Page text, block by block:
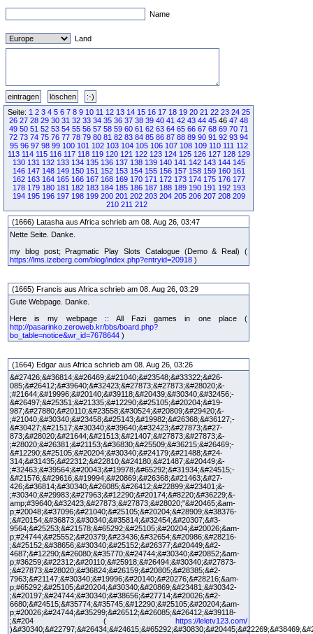
Name
Land
Seite: 1 2 3 4 5 6 7 8 9 10 11 12 13 14 15 16 17 18 19 20 21 22 23 24 25
26 27 28 29 30 31 32 33 34 35 36 37 38 39 40 41 42 43 44 45 46 47 48
49 50 51 52 53 54 55 56 57 58 59 60 61 62 63 64 65 66 67 68 69 70 71
72 73 74 75 76 77 78 79 80 81 82 83 84 85 86 87 88 89 90 91 92 93 94
95 96 97 98 99 100 101 102 103 104 105 106 107 108 109 110 111 112
113 114 115 116 117 118 119 120 121 122 123 124 125 126 127 128 129
130 131 132 133 134 135 136 137 138 139 140 141 142 143 144 145
146 147 148 149 150 151 152 153 154 155 156 157 158 159 160 161
162 163 164 165 166 167 168 169 170 171 172 173 174 175 176 177
178 179 180 181 182 183 184 185 186 187 188 189 190 191 192 193
194 195 196 197 198 199 200 201 202 203 204 205 206 207 208 209
210 211 212
(1666) Latasha aus Africa schrieb am 08. Aug 26, 03:47
Nette Seite. Danke.
my blog post; Pragmatic Play Slots Catalogue (Demo & Real) (
https://lms.izeberg.com/blog/index.php?entryid=20918 )
(1665) Francis aus Africa schrieb am 08. Aug 26, 03:29
Gute Webpage. Danke.
Here is my webpage :: All Fazi games in one place (
http://pasarinko.zeroweb.kr/bbs/board.php?
bo_table=notice&wr_id=7678644 )
(1664) Edgar aus Africa schrieb am 08. Aug 26, 03:26
&#27426;&#36814;&#26469;&#21040;&#23548;&#33322;&#26-
085;&#26412;&#39640;&#32423;&#27873;&#27873;&#28020;&-
;#21644;&#19996;&#20140;&#39118;&#20439;&#30340;&#32456;-
&#26497;&#25351;&#21335;&#12290;&#25105;&#20204;&#19-
987;&#27880;&#20110;&#23558;&#30524;&#20809;&#29420;&-
;#21040;&#30340;&#23458;&#25143;&#19982;&#26368;&#36127;-
&#30427;&#21517;&#30340;&#39640;&#32423;&#27873;&#27-
873;&#28020;&#21644;&#21513;&#21407;&#27873;&#27873;&-
;#28020;&#26381;&#21153;&#36830;&#25509;&#36215;&#26469;-
&#12290;&#25105;&#20204;&#30340;&#24179;&#21488;&#24-
314;&#31435;&#22312;&#22810;&#24180;&#21487;&#20449;&-
;#32463;&#39564;&#20043;&#19978;&#65292;&#31934;&#24515;-
&#21576;&#29616;&#19994;&#20869;&#26368;&#21463;&#27-
426;&#36814;&#30340;&#26085;&#26412;&#22899;&#23401;&-
;#30340;&#29983;&#27963;&#12290;&#20174;&#8220;&#36229;&-
amp;#39640;&#32423;&#27873;&#27873;&#28020;"&#20465;&am-
p;#20048;&#37096;&#21040;&#25105;&#20204;&#28909;&#38376-
;&#20154;&#36873;&#30340;&#35814;&#32454;&#20307;&#3-
9564;&#25253;&#21578;&#65292;&#25105;&#20204;&#20026;&am-
p;#24744;&#25552;&#20379;&#23436;&#32654;&#20986;&#28216-
;&#25152;&#38656;&#30340;&#25152;&#26377;&#20449;&#2-
4687;&#12290;&#26080;&#35770;&#24744;&#30340;&#20852;&am-
p;#36259;&#22312;&#20110;&#25918;&#26494;&#30340;&#27873-
;&#27873;&#28020;&#36824;&#26159;&#20805;&#28385;&#2-
7963;&#21147;&#30340;&#19996;&#20140;&#20276;&#28216;&am-
p;#65292;&#25105;&#20204;&#30340;&#20869;&#23481;&#30342-
;&#20197;&#24744;&#30340;&#38656;&#27714;&#20026;&#2-
6680;&#24515;&#35774;&#35745;&#12290;&#25105;&#20204;&am-
p;#20026;&#24744;&#35299;&#26512;&#26085;&#26412;&#39118-
;&#204 ( https://leletv123.com/